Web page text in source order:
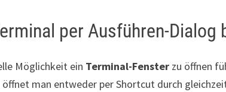
per Ausführen-Dialog
Möglichkeit ein Terminal-Fenster zu öffnen
man entweder per Shortcut durch